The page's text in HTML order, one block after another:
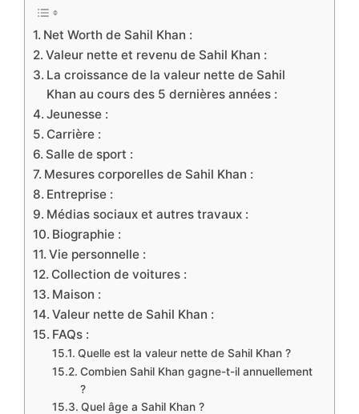
Net Worth de Sahil Khan :
Valeur nette et revenu de Sahil Khan :
La croissance de la valeur nette de Sahil
Khan au cours des 5 dernières années :
Jeunesse :
Carrière :
Salle de sport :
Mesures corporelles de Sahil Khan :
Entreprise :
Médias sociaux et autres travaux :
Biographie :
Vie personnelle :
Collection de voitures :
Maison :
Valeur nette de Sahil Khan :
FAQs :
Quelle est la valeur nette de Sahil Khan ?
Combien Sahil Khan gagne-t-il annuellement
?
Quel âge a Sahil Khan ?